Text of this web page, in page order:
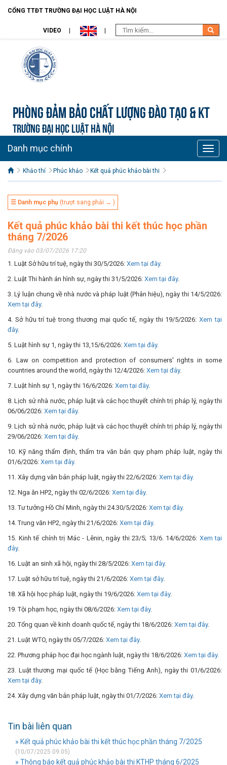
CỔNG TTĐT TRƯỜNG ĐẠI HỌC LUẬT HÀ NỘI
VIDEO
Phòng Đảm bảo chất lượng đào tạo & KT
TRƯỜNG ĐẠI HỌC LUẬT HÀ NỘI
Toggle
Danh mục chính
Khảo thí Phúc khảo Kết quả phúc khảo bài thi
☰ Danh mục phụ (trượt sang phải → )
Kết quả phúc khảo bài thi kết thúc học phần
tháng 7/2026
Đăng vào 03/07/2026 17:20
1. Luật Sở hữu trí tuệ, ngày thi 30/5/2026: Xem tại đây.
2. Luật Thi hành án hình sự, ngày thi 31/5/2026: Xem tại đây.
3. Lý luận chung về nhà nước và pháp luật (Phân hiệu), ngày thi 14/5/2026:
Xem tại đây.
4. Sở hữu trí tuệ trong thương mại quốc tế, ngày thi 19/5/2026:Xem tại
đây.
5. Luật hình sự 1, ngày thi 13,15/6/2026: Xem tại đây.
6. Law on competition and protection of consumers' rights in some
countries around the world, ngày thi 12/4/2026: Xem tại đây.
7. Luật hình sự 1, ngày thi 16/6/2026: Xem tại đây.
8. Lịch sử nhà nước, pháp luật và các học thuyết chính trị pháp lý, ngày thi
06/06/2026: Xem tại đây.
9. Lịch sử nhà nước, pháp luật và các học thuyết chính trị pháp lý, ngày thi
29/06/2026: Xem tại đây.
10. Kỹ năng thẩm định, thẩm tra văn bản quy phạm pháp luật, ngày thi
01/6/2026: Xem tại đây.
11. Xây dựng văn bản pháp luật, ngày thi 22/6/2026: Xem tại đây.
12. Nga ăn HP2, ngày thi 02/6/2026: Xem tại đây.
13. Tư tưởng Hồ Chí Minh, ngày thi 24.30/5/2026: Xem tại đây.
14. Trung văn HP2, ngày thi 21/6/2026: Xem tại đây.
15. Kinh tế chính trị Mác - Lênin, ngày thi 23/5; 13/6. 14/6/2026: Xem tại
đây.
16. Luật an sinh xã hội, ngày thi 28/5/2026: Xem tại đây.
17. Luật sở hữu trí tuệ, ngày thi 21/6/2026: Xem tại đây.
18. Xã hội học pháp luật, ngày thi 19/6/2026: Xem tại đây.
19. Tội phạm học, ngày thi 08/6/2026: Xem tại đây.
20. Tổng quan về kinh doanh quốc tế, ngày thi 18/6/2026: Xem tại đây.
21. Luật WTO, ngày thi 05/7/2026: Xem tại đây.
22. Phương pháp học đại học ngành luật, ngày thi 18/6/2026: Xem tại đây.
23. Luật thương mại quốc tế (Học bằng Tiếng Anh), ngày thi 01/6/2026:
Xem tại đây.
24. Xây dựng văn bản pháp luật, ngày thi 01/7/2026: Xem tại đây.
Tin bài liên quan
» Kết quả phúc khảo bài thi kết thúc học phần tháng 7/2025
(10/07/2025 09:05)
» Thông báo kết quả phúc khảo bài thi KTHP tháng 6/2025